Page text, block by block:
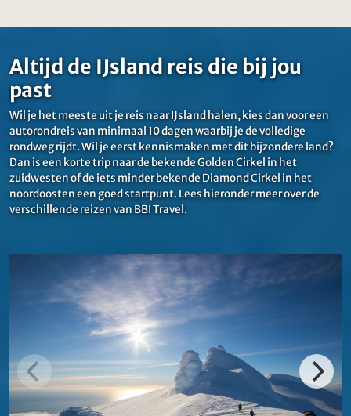
Altijd de IJsland reis die bij jou
past
Wil je het meeste uit je reis naar IJsland halen, kies dan voor een
autorondreis van minimaal 10 dagen waarbij je de volledige
rondweg rijdt. Wil je eerst kennismaken met dit bijzondere land?
Dan is een korte trip naar de bekende Golden Cirkel in het
zuidwesten of de iets minder bekende Diamond Cirkel in het
noordoosten een goed startpunt. Lees hieronder meer over de
verschillende reizen van BBI Travel.